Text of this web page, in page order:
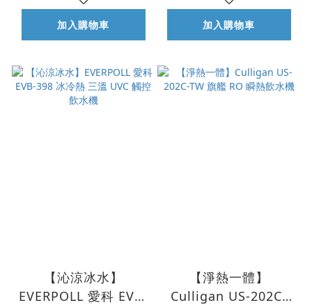
加入購物車 加入購物車
【沁涼冰水】
EVERPOLL 愛科 EVB-
【淨熱一體】
Culligan US-202C-